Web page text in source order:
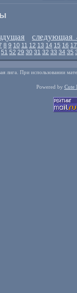
следующая
8 9 10 11 12 13 14 15 16 17
51 52 29 30 31 32 33 34 35
лига. При использовании
Powered by Cute